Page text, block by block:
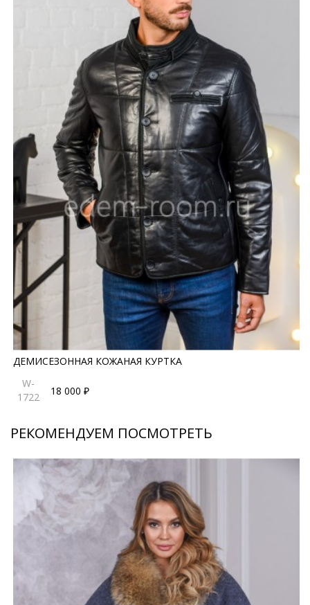
ДЕМИСЕЗОННАЯ КОЖАНАЯ КУРТКА
W-
1722
18 000 ₽
РЕКОМЕНДУЕМ ПОСМОТРЕТЬ